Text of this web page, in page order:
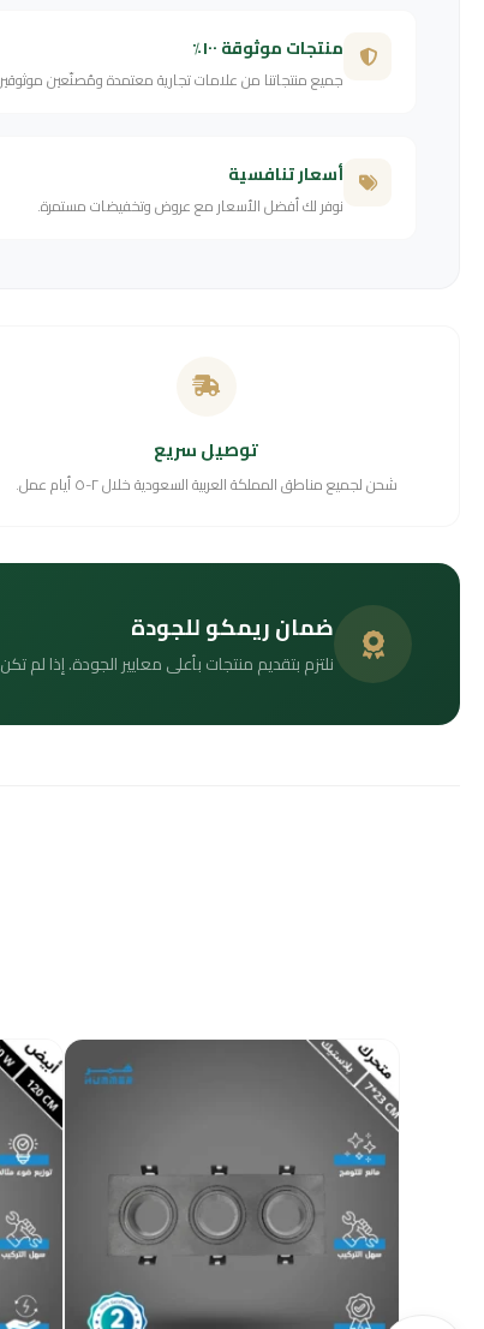
منتجات موثوقة ١٠٠٪
جميع منتجاتنا من علامات تجارية معتمدة ومُصنّعين
أسعار تنافسية
نوفر لك أفضل الأسعار مع عروض وتخفيضات مستمرة.
توصيل سريع
شحن لجميع مناطق المملكة العربية السعودية خلال ٢-٥ أيام عمل.
ضمان ريمكو للجودة
نلتزم بتقديم منتجات بأعلى معايير الجودة. إذا